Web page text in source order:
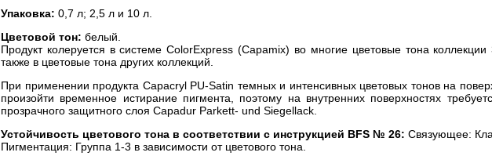
Упаковка: 0,7 л; 2,5 л и 10 л.
Цветовой тон: белый.
Продукт колеруется в системе ColorExpress (Capamix) во многие цветовые тона
также в цветовые тона других коллекций.
При применении продукта Capacryl PU-Satin темных и интенсивных цветовых тонов на
произойти временное истирание пигмента, поэтому на внутренних поверхностях
прозрачного защитного слоя Capadur Parkett- und Siegellack.
Устойчивость цветового тона в соответствии с инструкцией BFS № 26: Связующее:
Пигментация: Группа 1-3 в зависимости от цветового тона.